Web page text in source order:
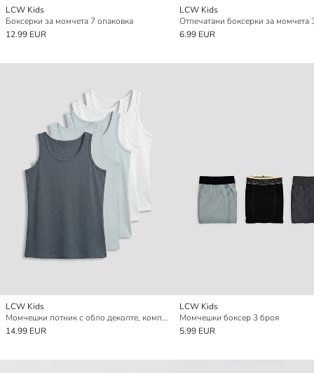
LCW Kids
Боксерки за момчета 7 опаковка
12.99 EUR
LCW Kids
6.99 EUR
LCW Kids
Момчешки потник с обло деколте, комплект от 5 броя
14.99 EUR
LCW Kids
Момчешки боксер 3 броя
5.99 EUR